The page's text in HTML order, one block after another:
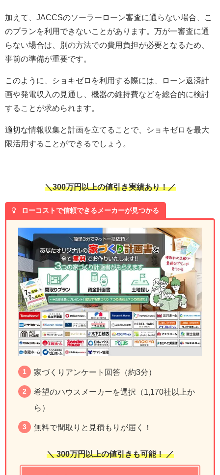
加えて、JACCSのソーラーローン審査に通らない場合、こ
のプランを利用できないことがあります。万が一審査に通
らない場合は、別の方法での費用負担が必要となるため、
事前の準備が重要です。
このように、ショキゼロを利用する際には、ローン返済計
画や発電収入の見通し、機器の維持費などを総合的に検討
することが求められます。
適切な情報収集と計画を立てることで、ショキゼロを最大
限活用することができるでしょう。
＼300万円以上の値引き実績あり！／
ローコストで信頼できるメーカーが見つかる
家づくりアンケート回答（約3分）
希望のハウスメーカーを選択（1,170社以上か
ら）
無料で間取りと見積もりが届く！
＼ 300万円以上の値引きも可能！ ／